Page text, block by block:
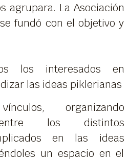
agrupara. La Asociación
fundó con el objetivo y
los interesados en
las ideas piklerianas
organizando
entre los distintos
en las ideas
un espacio en el